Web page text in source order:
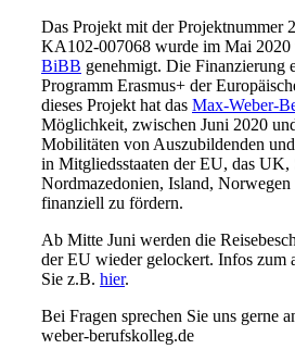
Das Projekt mit der Projektnummer
KA102-007068 wurde im Mai 2020
BiBB genehmigt. Die Finanzierung
Programm Erasmus+ der
dieses Projekt hat das Max-Weber-
Möglichkeit, zwischen Juni 2020
Mobilitäten von Auszubildenden
in Mitgliedsstaaten der EU, das UK,
Nordmazedonien, Island, Norwegen
finanziell zu fördern.
Ab Mitte Juni werden die
der EU wieder gelockert. Infos zum
Sie z.B. hier.
Bei Fragen sprechen Sie uns gerne
weber-berufskolleg.de